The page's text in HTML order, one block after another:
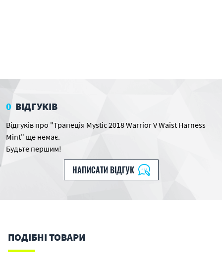
0 ВІДГУКІВ
Відгуків про "Трапеція Mystic 2018 Warrior V Waist Harness
Mint" ще немає.
Будьте першим!
НАПИСАТИ ВІДГУК
ПОДІБНІ ТОВАРИ